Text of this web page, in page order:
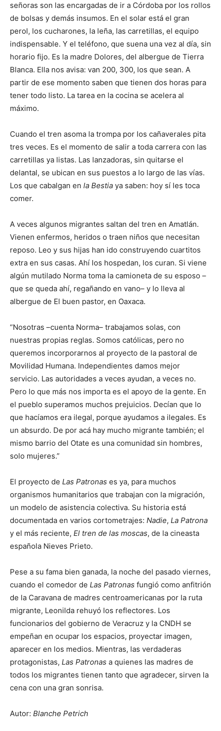
señoras son las encargadas de ir a Córdoba por los rollos
de bolsas y demás insumos. En el solar está el gran
perol, los cucharones, la leña, las carretillas, el equipo
indispensable. Y el teléfono, que suena una vez al día, sin
horario fijo. Es la madre Dolores, del albergue de Tierra
Blanca. Ella nos avisa: van 200, 300, los que sean. A
partir de ese momento saben que tienen dos horas para
tener todo listo. La tarea en la cocina se acelera al
máximo.
Cuando el tren asoma la trompa por los cañaverales pita
tres veces. Es el momento de salir a toda carrera con las
carretillas ya listas. Las lanzadoras, sin quitarse el
delantal, se ubican en sus puestos a lo largo de las vías.
Los que cabalgan en la Bestia ya saben: hoy sí les toca
comer.
A veces algunos migrantes saltan del tren en Amatlán.
Vienen enfermos, heridos o traen niños que necesitan
reposo. Leo y sus hijas han ido construyendo cuartitos
extra en sus casas. Ahí los hospedan, los curan. Si viene
algún mutilado Norma toma la camioneta de su esposo –
que se queda ahí, regañando en vano– y lo lleva al
albergue de El buen pastor, en Oaxaca.
“Nosotras –cuenta Norma– trabajamos solas, con
nuestras propias reglas. Somos católicas, pero no
queremos incorporarnos al proyecto de la pastoral de
Movilidad Humana. Independientes damos mejor
servicio. Las autoridades a veces ayudan, a veces no.
Pero lo que más nos importa es el apoyo de la gente. En
el pueblo superamos muchos prejuicios. Decían que lo
que hacíamos era ilegal, porque ayudamos a ilegales. Es
un absurdo. De por acá hay mucho migrante también; el
mismo barrio del Otate es una comunidad sin hombres,
solo mujeres.”
El proyecto de Las Patronas es ya, para muchos
organismos humanitarios que trabajan con la migración,
un modelo de asistencia colectiva. Su historia está
documentada en varios cortometrajes: Nadie, La Patrona
y el más reciente, El tren de las moscas, de la cineasta
española Nieves Prieto.
Pese a su fama bien ganada, la noche del pasado viernes,
cuando el comedor de Las Patronas fungió como anfitrión
de la Caravana de madres centroamericanas por la ruta
migrante, Leonilda rehuyó los reflectores. Los
funcionarios del gobierno de Veracruz y la CNDH se
empeñan en ocupar los espacios, proyectar imagen,
aparecer en los medios. Mientras, las verdaderas
protagonistas, Las Patronas a quienes las madres de
todos los migrantes tienen tanto que agradecer, sirven la
cena con una gran sonrisa.
Autor: Blanche Petrich